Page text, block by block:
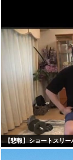
【悲報】ショートスリ